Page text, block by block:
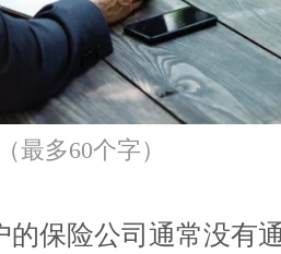
最多60个字）
的保险公司通常没有